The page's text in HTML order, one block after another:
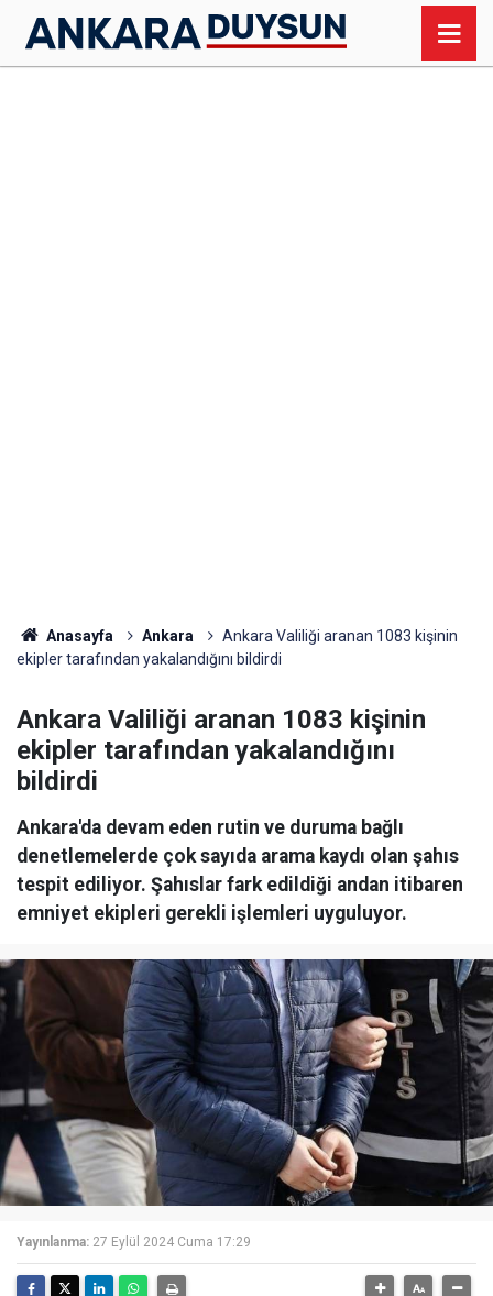
Anasayfa Ankara
Ankara Valiliği aranan 1083 kişinin
ekipler tarafından yakalandığını bildirdi
Ankara Valiliği aranan 1083 kişinin
ekipler tarafından yakalandığını
bildirdi
Ankara'da devam eden rutin ve duruma bağlı
denetlemelerde çok sayıda arama kaydı olan şahıs
tespit ediliyor. Şahıslar fark edildiği andan itibaren
emniyet ekipleri gerekli işlemleri uyguluyor.
Yayınlanma: 27 Eylül 2024 Cuma 17:29